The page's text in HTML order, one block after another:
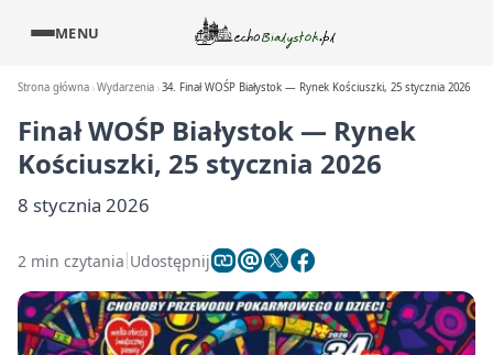
MENU
Strona główna Wydarzenia 34. Finał WOŚP Białystok — Rynek Kościuszki, 25 stycznia 2026
Finał WOŚP Białystok — Rynek
Kościuszki, 25 stycznia 2026
8 stycznia 2026
2 min czytania Udostępnij